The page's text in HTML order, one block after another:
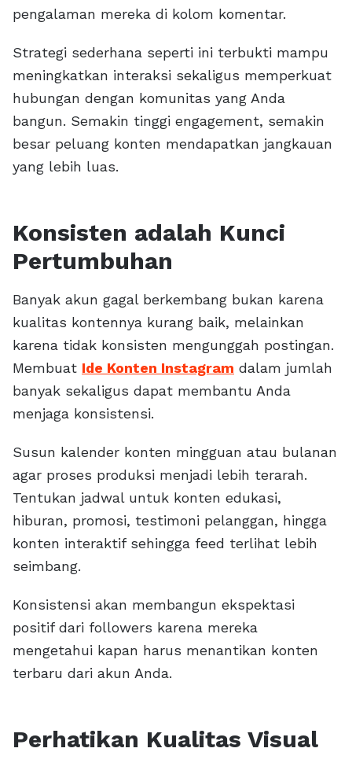
pengalaman mereka di kolom komentar.
Strategi sederhana seperti ini terbukti mampu
meningkatkan interaksi sekaligus memperkuat
hubungan dengan komunitas yang Anda
bangun. Semakin tinggi engagement, semakin
besar peluang konten mendapatkan jangkauan
yang lebih luas.
Konsisten adalah Kunci
Pertumbuhan
Banyak akun gagal berkembang bukan karena
kualitas kontennya kurang baik, melainkan
karena tidak konsisten mengunggah postingan.
Membuat Ide Konten Instagram dalam jumlah
banyak sekaligus dapat membantu Anda
menjaga konsistensi.
Susun kalender konten mingguan atau bulanan
agar proses produksi menjadi lebih terarah.
Tentukan jadwal untuk konten edukasi,
hiburan, promosi, testimoni pelanggan, hingga
konten interaktif sehingga feed terlihat lebih
seimbang.
Konsistensi akan membangun ekspektasi
positif dari followers karena mereka
mengetahui kapan harus menantikan konten
terbaru dari akun Anda.
Perhatikan Kualitas Visual